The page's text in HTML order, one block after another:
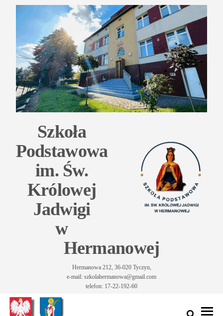
Przejdź
Szkoła
Podstawowa
im. Św.
Królowej
Jadwigi
w
Hermanowej
Hermanowa 212, 36-020 Tyczyn,
e-mail: szkolahermanowa@gmail.com
telefon: 17-22-192-60